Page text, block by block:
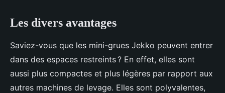
Les divers avantages
Saviez-vous que les mini-grues Jekko peuvent entrer
dans des espaces restreints ? En effet, elles sont
aussi plus compactes et plus légères par rapport aux
autres machines de levage. Elles sont polyvalentes,